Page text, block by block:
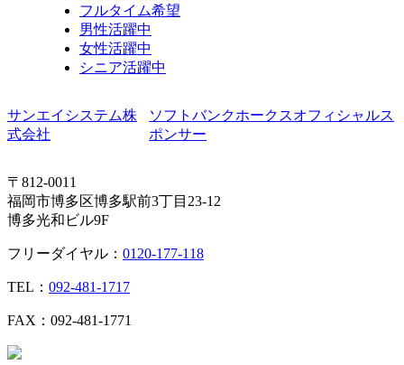
フルタイム希望
男性活躍中
女性活躍中
シニア活躍中
サンエイシステム株
式会社
ソフトバンクホークスオフィシャルス
ポンサー
〒812-0011
福岡市博多区博多駅前3丁目23-12
博多光和ビル9F
フリーダイヤル： 0120-177-118
TEL： 092-481-1717
FAX：092-481-1771